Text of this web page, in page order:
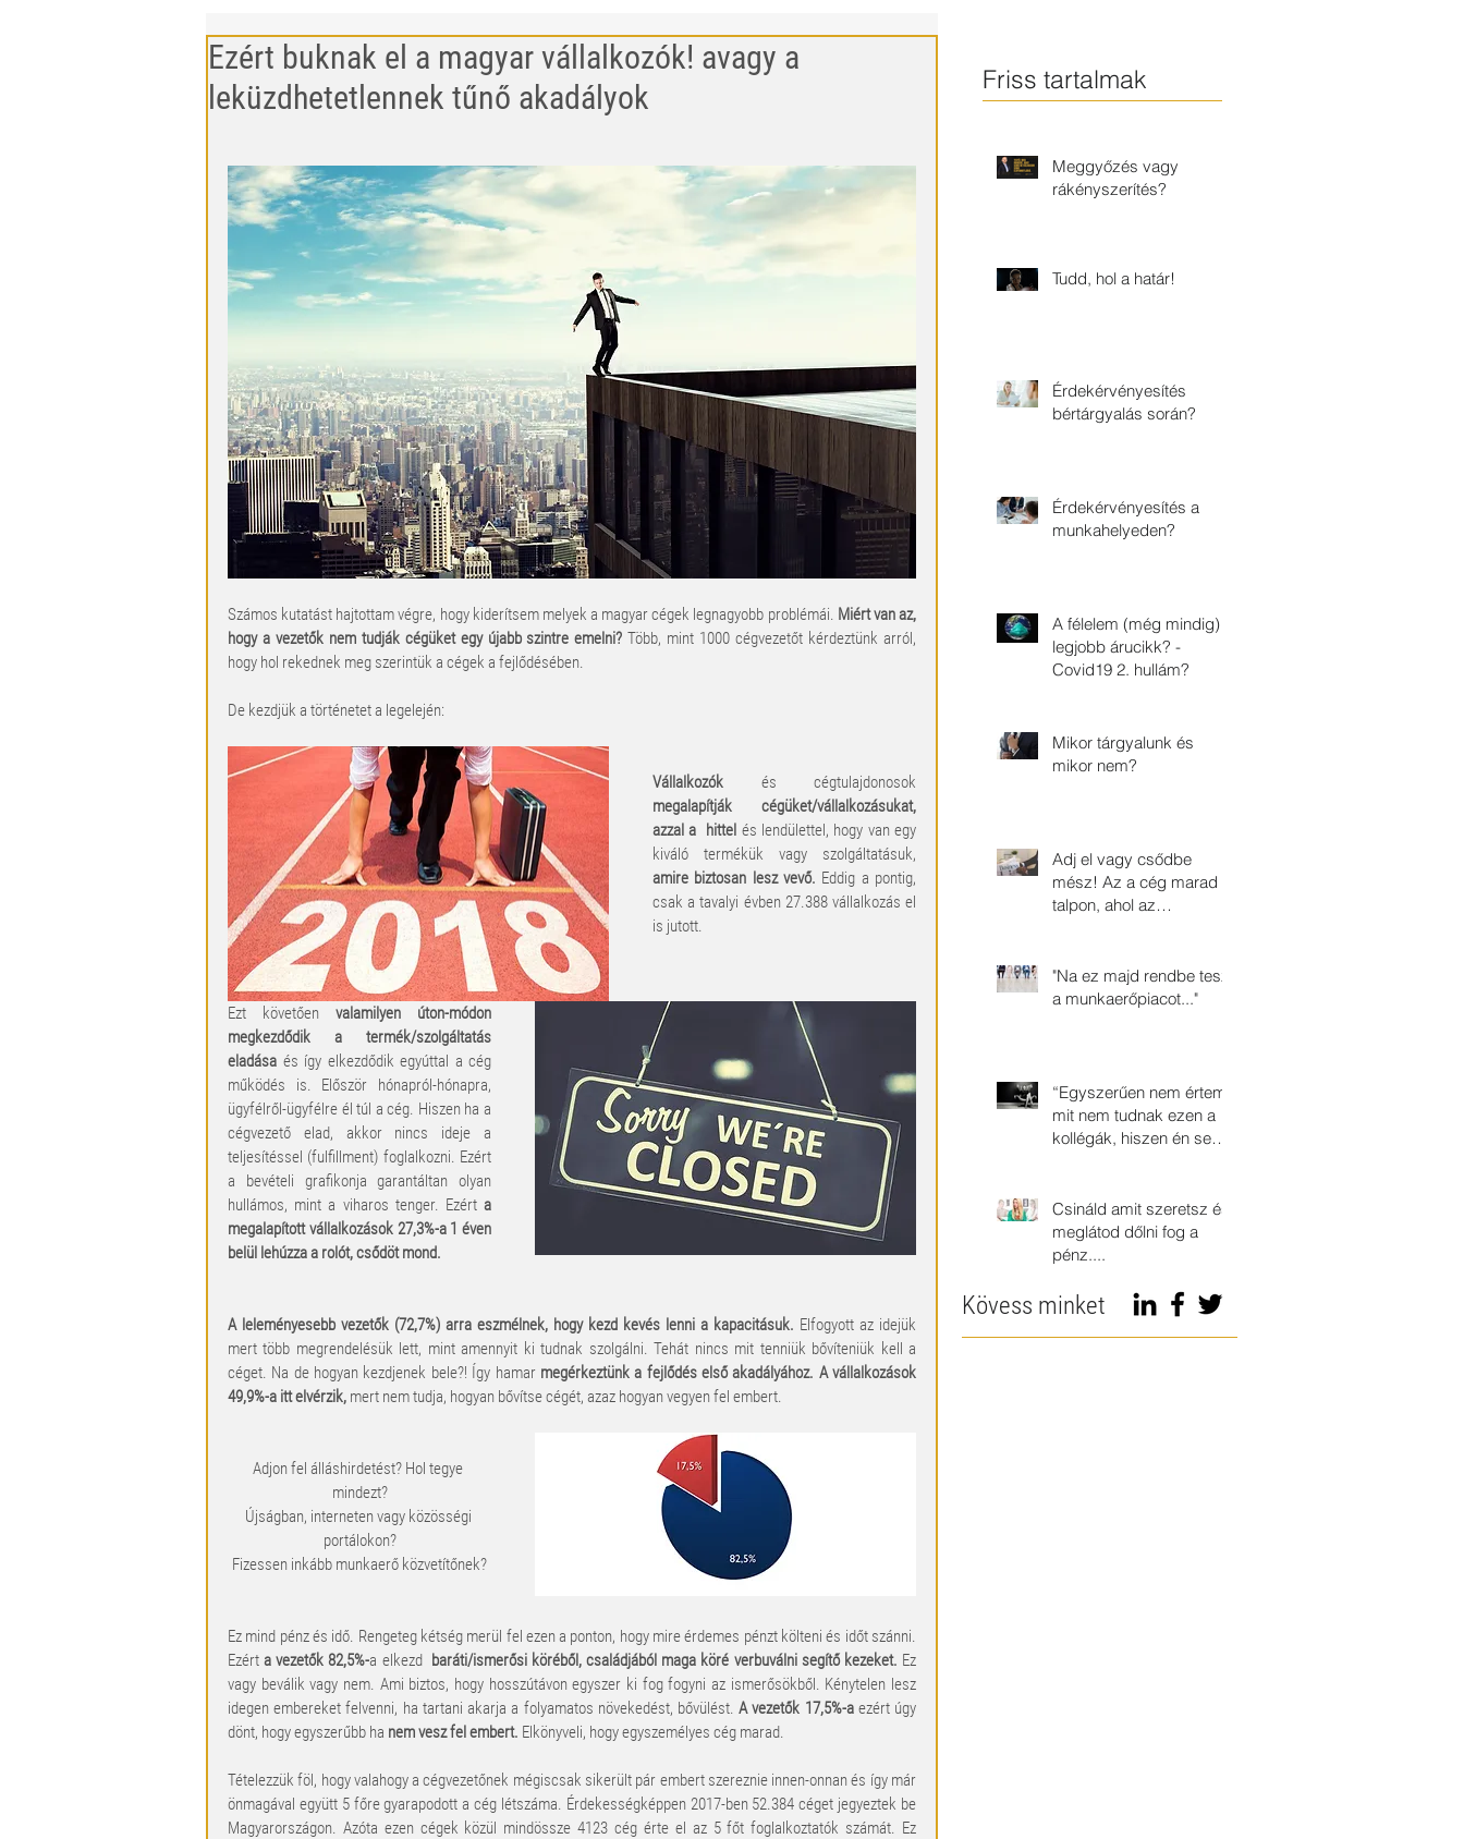
Ezért buknak el a magyar vállalkozók! avagy a
leküzdhetetlennek tűnő akadályok
Számos kutatást hajtottam végre, hogy kiderítsem melyek a magyar cégek legnagyobb problémái. Miért van az,
hogy a vezetők nem tudják cégüket egy újabb szintre emelni? Több, mint 1000 cégvezetőt kérdeztünk arról,
hogy hol rekednek meg szerintük a cégek a fejlődésében.
De kezdjük a történetet a legelején:
Vállalkozók
megalapítják cégüket/vállalkozásukat,
azzal a  hittel és lendülettel, hogy van egy
amire biztosan lesz vevő. Eddig a pontig,
csak a tavalyi évben 27.388 vállalkozás el
is jutott.
Ezt követően valamilyen úton-módon
megkezdődik a termék/szolgáltatás
eladása és így elkezdődik egyúttal a cég
működés is. Először hónapról-hónapra,
ügyfélről-ügyfélre él túl a cég. Hiszen ha a
cégvezető elad, akkor nincs ideje a
teljesítéssel (fulfillment) foglalkozni. Ezért
a bevételi grafikonja garantáltan olyan
hullámos, mint a viharos tenger. Ezért a
megalapított vállalkozások 27,3%-a 1 éven
belül lehúzza a rolót, csődöt mond.
A leleményesebb vezetők (72,7%) arra eszmélnek, hogy kezd kevés lenni a kapacitásuk. Elfogyott az idejük
mert több megrendelésük lett, mint amennyit ki tudnak szolgálni. Tehát nincs mit tenniük bővíteniük kell a
céget. Na de hogyan kezdjenek bele?! Így hamar megérkeztünk a fejlődés első akadályához. A vállalkozások
49,9%-a itt elvérzik, mert nem tudja, hogyan bővítse cégét, azaz hogyan vegyen fel embert.
Adjon fel álláshirdetést? Hol tegye
mindezt?
Újságban, interneten vagy közösségi
portálokon?
Fizessen inkább munkaerő közvetítőnek?
Ez mind pénz és idő. Rengeteg kétség merül fel ezen a ponton, hogy mire érdemes pénzt költeni és időt szánni.
Ezért a vezetők 82,5%-a elkezd baráti/ismerősi köréből, családjából maga köré verbuválni segítő kezeket. Ez
vagy beválik vagy nem. Ami biztos, hogy hosszútávon egyszer ki fog fogyni az ismerősökből. Kénytelen lesz
idegen embereket felvenni, ha tartani akarja a folyamatos növekedést, bővülést. A vezetők 17,5%-a ezért úgy
dönt, hogy egyszerűbb ha nem vesz fel embert. Elkönyveli, hogy egyszemélyes cég marad.
Tételezzük föl, hogy valahogy a cégvezetőnek mégiscsak sikerült pár embert szereznie innen-onnan és így már
önmagával együtt 5 főre gyarapodott a cég létszáma. Érdekességképpen 2017-ben 52.384 céget jegyeztek be
Magyarországon. Azóta ezen cégek közül mindössze 4123 cég érte el az 5 főt foglalkoztatók számát. Ez
Friss tartalmak
Meggyőzés vagy
rákényszerítés?
Tudd, hol a határ!
Érdekérvényesítés
bértárgyalás során?
Érdekérvényesítés a
munkahelyeden?
A félelem (még mindig) a
legjobb árucikk? -
Covid19 2. hullám?
Mikor tárgyalunk és
mikor nem?
Adj el vagy csődbe
mész! Az a cég marad
talpon, ahol az
"Na ez majd rendbe teszi
a munkaerőpiacot..."
“Egyszerűen nem értem
mit nem tudnak ezen a
kollégák, hiszen én sem
Csináld amit szeretsz és
meglátod dőlni fog a
pénz....
Kövess minket